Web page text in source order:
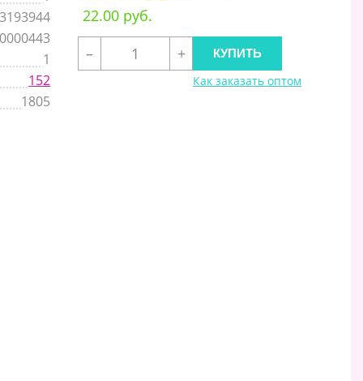
1
152
1805
22.00 руб.
–
+
Как заказать оптом